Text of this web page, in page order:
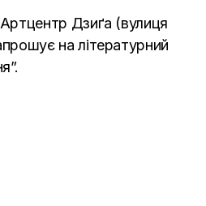
Дзиґа (вулиця
на літературний